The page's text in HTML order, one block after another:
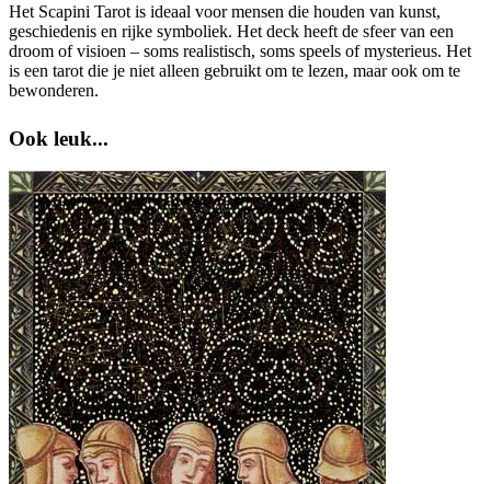
Het Scapini Tarot is ideaal voor mensen die houden van kunst,
geschiedenis en rijke symboliek. Het deck heeft de sfeer van een
droom of visioen – soms realistisch, soms speels of mysterieus. Het
is een tarot die je niet alleen gebruikt om te lezen, maar ook om te
bewonderen.
Ook leuk...